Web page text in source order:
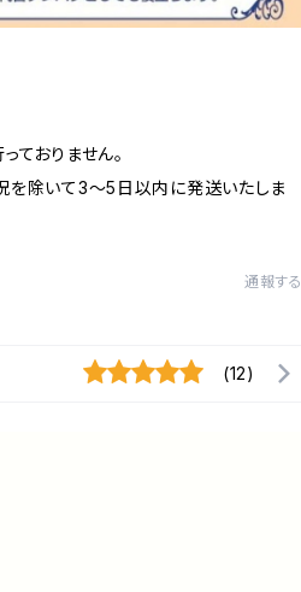
ておりません。
除いて3〜5日以内に発送いたしま
通報する
(12)